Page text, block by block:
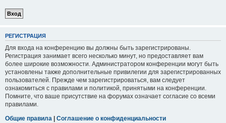
РЕГИСТРАЦИЯ
Для входа на конференцию вы должны быть зарегистрированы.
Регистрация занимает всего несколько минут, но предоставляет вам
более широкие возможности. Администратором конференции могут быть
установлены также дополнительные привилегии для зарегистрированных
пользователей. Прежде чем зарегистрироваться, вам следует
ознакомиться с правилами и политикой, принятыми на конференции.
Помните, что ваше присутствие на форумах означает согласие со всеми
правилами.
Общие правила | Соглашение о конфиденциальности